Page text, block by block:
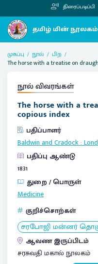
திரைப்படிப்பி
முகப்பு நூல்
பிற
The horse with a treatise on
நூல் விவரங்கள்
The horse with a
copious index
பதிப்பாளர்
Baldwin and Cradock:
பதிப்பு ஆண்டு
1831
துறை / பொருள்
Medicine
குறிச்சொற்கள்
சரபோஜி மன்னர்
ஆவண இருப்பிடம்
சரசுவதி மகால் நூலகம்